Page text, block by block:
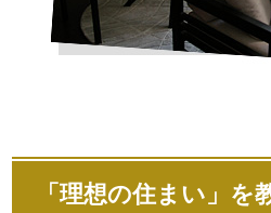
「理想の住まい」を